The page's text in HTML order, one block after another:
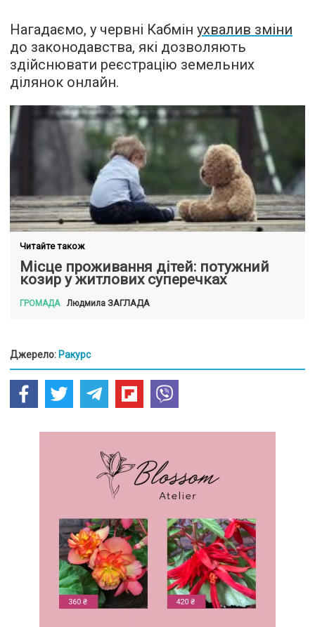
Нагадаємо, у червні Кабмін ухвалив зміни
до законодавства, які дозволяють
здійснювати реєстрацію земельних
ділянок онлайн.
Читайте також
Місце проживання дітей: потужний
козир у житлових суперечках
ГРОМАДА Людмила ЗАГЛАДА
Джерело: Ракурс